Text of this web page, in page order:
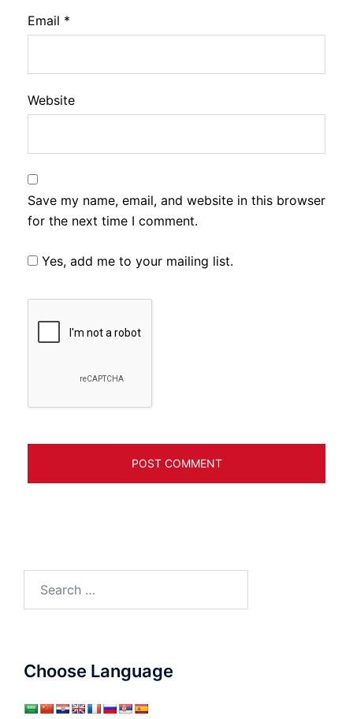
Email *
Website
Save my name, email, and website in this browser
for the next time I comment.
Yes, add me to your mailing list.
for:
Choose Language